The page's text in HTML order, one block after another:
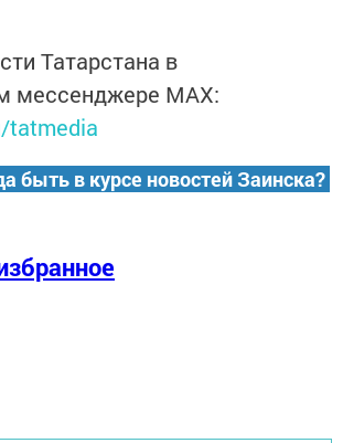
Татарстана в
мессенджере MАХ:
tatmedia
быть в курсе новостей Заинска?